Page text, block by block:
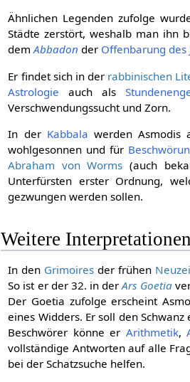
Ähnlichen Legenden zufolge
Städte zerstört, weshalb man ihn
demAbbadon der Offenbarung des
Er findet sich in der rabbinischen
Astrologie auch als
Verschwendungssucht und Zorn.
In der Kabbala werden Asmodis
wohlgesonnen und für
Abraham von Worms (auch
Unterfürsten erster Ordnung,
gezwungen werden sollen.
Weitere Interpretationen
In den Grimoires der frühen
So ist er der 32. in derArs Goetia
Der Goetia zufolge erscheint
eines Widders. Er soll den
Beschwörer könne er Arithmetik,
vollständige Antworten auf alle
bei der Schatzsuche helfen.